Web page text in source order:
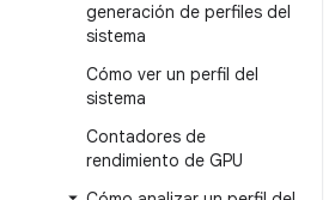
generación de perfiles del
sistema
Cómo ver un perfil del
sistema
Contadores de
rendimiento de GPU